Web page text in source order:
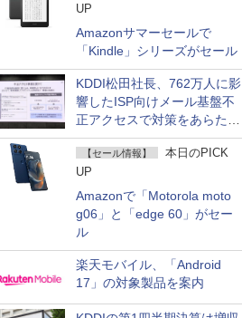
UP
Amazonサマーセールで
「Kindle」シリーズがセール
KDDI松田社長、762万人に影
響したISP向けメール基盤不
正アクセスで対策をあらため
て説明
【セール情報】
本日のPICK
UP
Amazonで「Motorola moto
g06」と「edge 60」がセー
ル
楽天モバイル、「Android
17」の対象製品を案内